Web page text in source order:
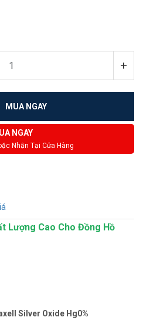
+
MUA NGAY
NGAY
Nhận Tại Cửa Hàng
Lượng Cao Cho Đồng Hồ
Silver Oxide Hg0%